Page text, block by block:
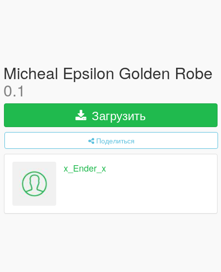
Micheal Epsilon Golden Robe
0.1
Загрузить
Поделиться
x_Ender_x